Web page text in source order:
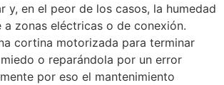
y, en el peor de los casos, la humedad
a zonas eléctricas o de conexión.
cortina motorizada para terminar
o reparándola por un error
por eso el mantenimiento